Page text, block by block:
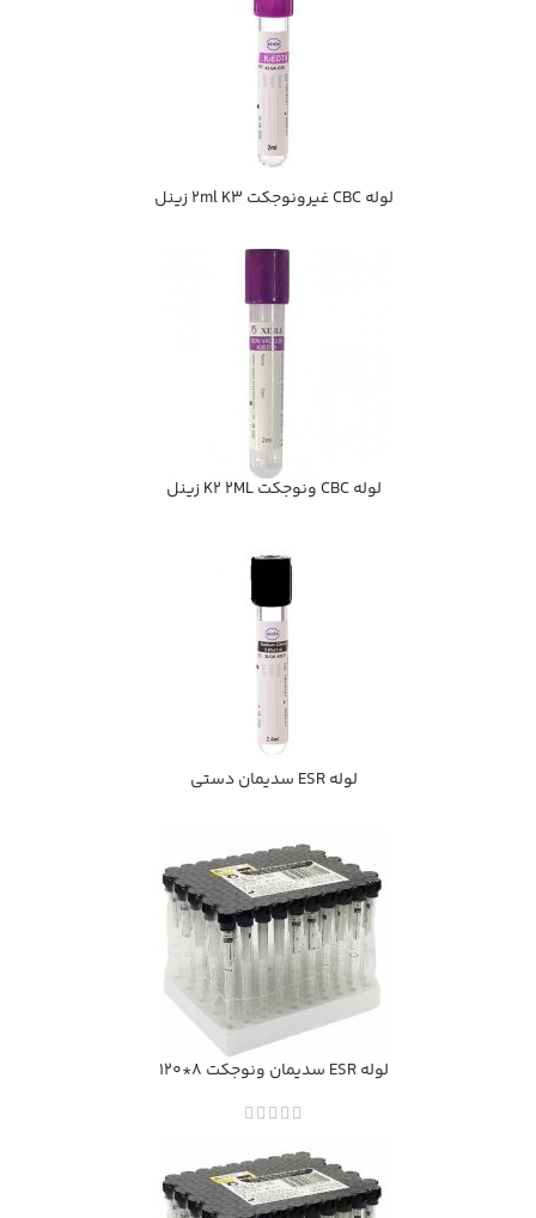
لوله CBC غیرونوجکت 2ml K3 زينل
لوله CBC ونوجكت K2 2ML زينل
لوله ESR سديمان دستي
لوله ESR سديمان ونوجكت 8*120